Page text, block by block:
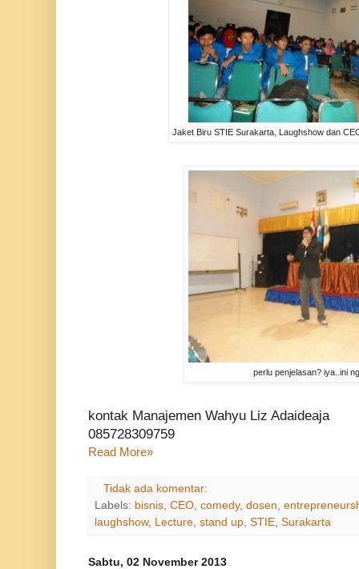
Jaket Biru STIE Surakarta, Laughshow dan
perlu penjelasan? iya..ini
kontak Manajemen Wahyu Liz Adaideaja
085728309759
Read More»
Tidak ada komentar:
Labels: bisnis, CEO, comedy, dosen,
laughshow, Lecture, stand up, STIE, Surakarta
Sabtu, 02 November 2013